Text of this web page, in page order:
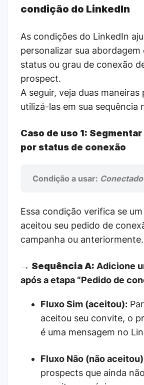
condição do LinkedIn
As condições do LinkedIn
personalizar sua abordagem
status ou grau de conexão
prospect.
A seguir, veja duas maneiras
utilizá-las em sua sequência
Caso de uso 1:
por status de conexão
Condição a usar:
Essa condição verifica se
aceitou seu pedido de
campanha ou anteriormente.
→ Sequência A: Adicione
após a etapa “Pedido de
Fluxo Sim (aceitou):
aceitou seu convite, o
é uma mensagem no
Fluxo Não (não
prospects que ainda